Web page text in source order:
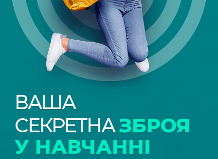
ВАША
СЕКРЕТНАЗБРОЯ
У НАВЧАННІ